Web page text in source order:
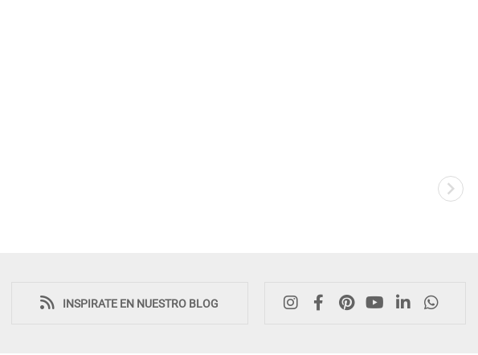
INSPIRATE EN NUESTRO BLOG